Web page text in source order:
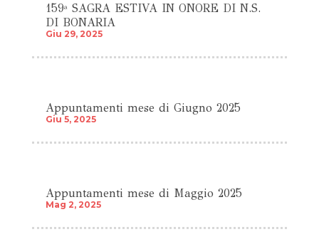
159ª SAGRA ESTIVA IN ONORE DI N.S.
DI BONARIA
Giu 29, 2025
Appuntamenti mese di Giugno 2025
Giu 5, 2025
Appuntamenti mese di Maggio 2025
Mag 2, 2025